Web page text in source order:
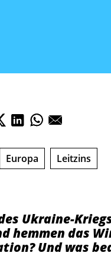
Europa Leitzins
Ukraine-
hemmen das
Und was